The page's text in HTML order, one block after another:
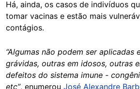
Há, ainda, os casos de indivíduos
tomar vacinas e estão mais
contágios.
“Algumas não podem ser aplicadas
grávidas, outras em idosos, outras
defeitos do sistema imune -
etc”, enumerou José Alexandre